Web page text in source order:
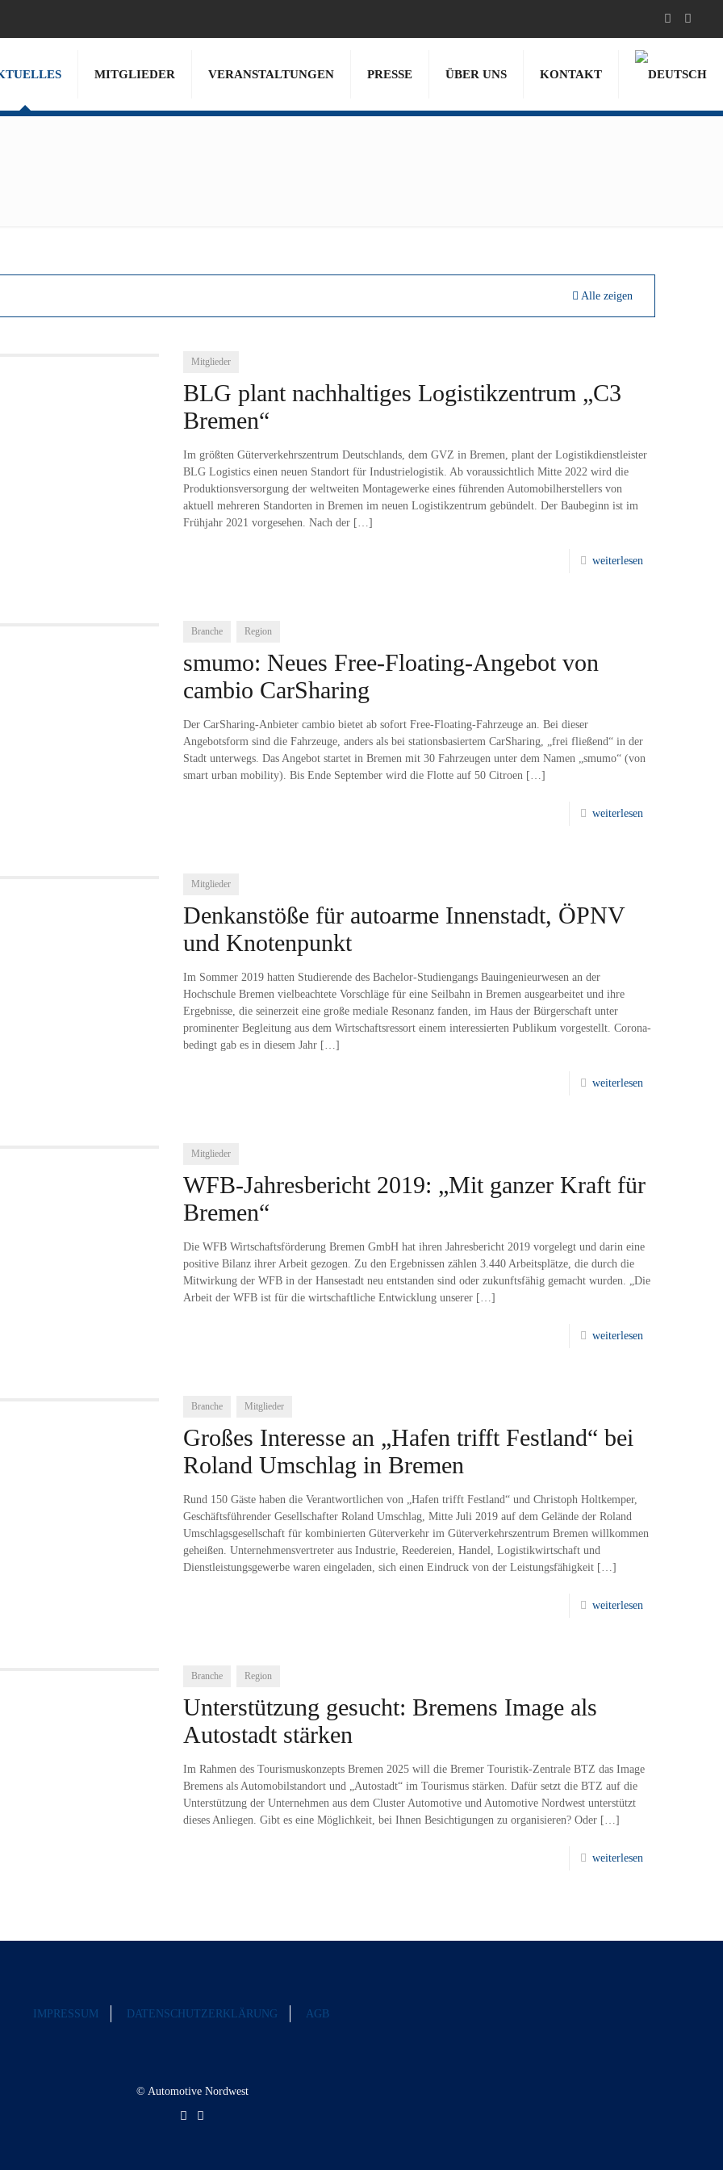
MITGLIEDER VERANSTALTUNGEN PRESSE ÜBER UNS KONTAKT
Alle zeigen
Mitglieder
BLG plant nachhaltiges Logistikzentrum „C3
Bremen“
Im größten Güterverkehrszentrum Deutschlands, dem GVZ in Bremen, plant der Logistikdienstleister
BLG Logistics einen neuen Standort für Industrielogistik. Ab voraussichtlich Mitte 2022 wird die
Produktionsversorgung der weltweiten Montagewerke eines führenden Automobilherstellers von
aktuell mehreren Standorten in Bremen im neuen Logistikzentrum gebündelt. Der Baubeginn ist im
Frühjahr 2021 vorgesehen. Nach der […]
weiterlesen
Branche Region
smumo: Neues Free-Floating-Angebot von
cambio CarSharing
Der CarSharing-Anbieter cambio bietet ab sofort Free-Floating-Fahrzeuge an. Bei dieser
Angebotsform sind die Fahrzeuge, anders als bei stationsbasiertem CarSharing, „frei fließend“ in der
Stadt unterwegs. Das Angebot startet in Bremen mit 30 Fahrzeugen unter dem Namen „smumo“ (von
smart urban mobility). Bis Ende September wird die Flotte auf 50 Citroen […]
weiterlesen
Mitglieder
Denkanstöße für autoarme Innenstadt, ÖPNV
und Knotenpunkt
Im Sommer 2019 hatten Studierende des Bachelor-Studiengangs Bauingenieurwesen an der
Hochschule Bremen vielbeachtete Vorschläge für eine Seilbahn in Bremen ausgearbeitet und ihre
Ergebnisse, die seinerzeit eine große mediale Resonanz fanden, im Haus der Bürgerschaft unter
prominenter Begleitung aus dem Wirtschaftsressort einem interessierten Publikum vorgestellt. Corona-
bedingt gab es in diesem Jahr […]
weiterlesen
Mitglieder
WFB-Jahresbericht 2019: „Mit ganzer Kraft für
Bremen“
Die WFB Wirtschaftsförderung Bremen GmbH hat ihren Jahresbericht 2019 vorgelegt und darin eine
positive Bilanz ihrer Arbeit gezogen. Zu den Ergebnissen zählen 3.440 Arbeitsplätze, die durch die
Mitwirkung der WFB in der Hansestadt neu entstanden sind oder zukunftsfähig gemacht wurden. „Die
Arbeit der WFB ist für die wirtschaftliche Entwicklung unserer […]
weiterlesen
Branche Mitglieder
Großes Interesse an „Hafen trifft Festland“ bei
Roland Umschlag in Bremen
Rund 150 Gäste haben die Verantwortlichen von „Hafen trifft Festland“ und Christoph Holtkemper,
Geschäftsführender Gesellschafter Roland Umschlag, Mitte Juli 2019 auf dem Gelände der Roland
Umschlagsgesellschaft für kombinierten Güterverkehr im Güterverkehrszentrum Bremen willkommen
geheißen. Unternehmensvertreter aus Industrie, Reedereien, Handel, Logistikwirtschaft und
Dienstleistungsgewerbe waren eingeladen, sich einen Eindruck von der Leistungsfähigkeit […]
weiterlesen
Branche Region
Unterstützung gesucht: Bremens Image als
Autostadt stärken
Im Rahmen des Tourismuskonzepts Bremen 2025 will die Bremer Touristik-Zentrale BTZ das Image
Bremens als Automobilstandort und „Autostadt“ im Tourismus stärken. Dafür setzt die BTZ auf die
Unterstützung der Unternehmen aus dem Cluster Automotive und Automotive Nordwest unterstützt
dieses Anliegen. Gibt es eine Möglichkeit, bei Ihnen Besichtigungen zu organisieren? Oder […]
weiterlesen
IMPRESSUM DATENSCHUTZERKLÄRUNG AGB
© Automotive Nordwest